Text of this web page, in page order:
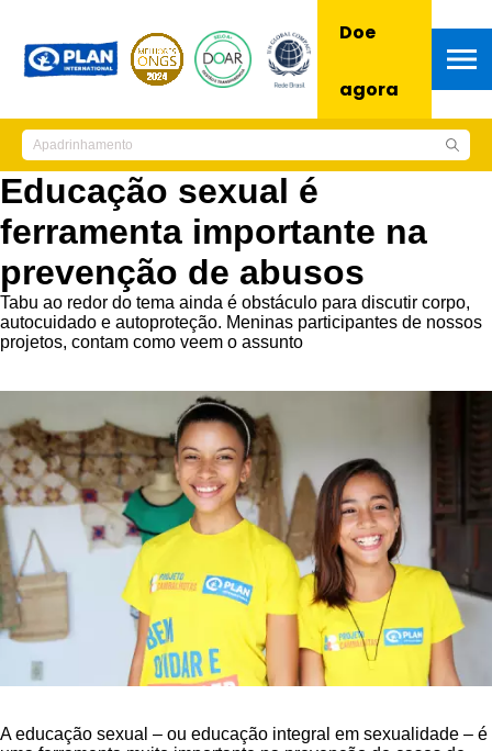
Doe
agora
Educação sexual é
ferramenta importante na
prevenção de abusos
Tabu ao redor do tema ainda é obstáculo para discutir corpo,
autocuidado e autoproteção. Meninas participantes de nossos
projetos, contam como veem o assunto
A educação sexual – ou educação integral em sexualidade – é